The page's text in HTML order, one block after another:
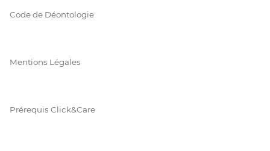
Code de Déontologie
Mentions Légales
Prérequis Click&Care